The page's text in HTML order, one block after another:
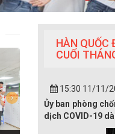
Next
HÀN QUỐC
CUỐI
15:30 11/11/
Ủy ban phòng
dịch COVID-19